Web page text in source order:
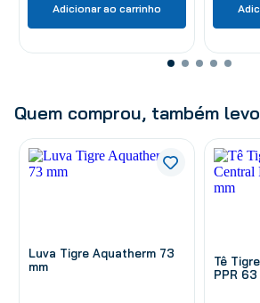
Adicionar ao carrinho
Quem comprou, também
Luva Tigre Aquatherm 73
mm
Tê
PPR